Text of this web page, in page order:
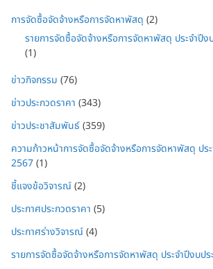
การจัดซื้อจัดจ้างหรือการจัดหาพัสดุ (2)
รายการจัดซื้อจัดจ้างหรือการจัดหาพัสดุ ประจำ
(1)
ข่าวกิจกรรม (76)
ข่าวประกวดราคา (343)
ข่าวประชาสัมพันธ์(359)
ความก้าวหน้าการจัดซื้อจัดจ้างหรือการจัดหาพัสดุ ป
2567(1)
ชี้แจงข้อวิจารณ์(2)
ประกาศประกวดราคา (5)
ประกาศร่างวิจารณ์(4)
รายการจัดซื้อจัดจ้างหรือการจัดหาพัสดุ ประจำปีงบ